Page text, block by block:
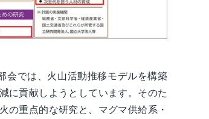
会では、火山活動推移モデルを構築
に貢献しようとしています。そのた
の重点的な研究と、マグマ供給系・